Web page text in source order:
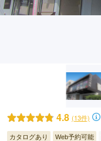
4.8 (13件)
カタログあり Web予約可能